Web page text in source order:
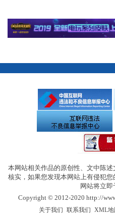
本网站相关作品的原创性、文中陈
核实，如果您发现本网站上有侵犯
网站将立即
Copyright © 2012-2020 http://
关于我们 联系我们 XML地